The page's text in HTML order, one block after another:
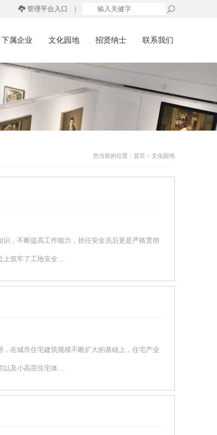
管理平台入口 |
下属企业 文化园地 招贤纳士 联系我们
您当前的位置： 首页 > 文化园地
，不断提高工作能力，担任安全员后更是严格贯彻
上筑牢了工地安全…
在城市住宅建筑规模不断扩大的基础上，住宅产业
以及小高层住宅体…